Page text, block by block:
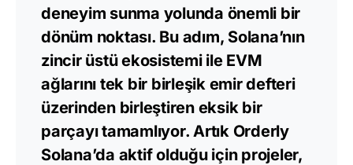
deneyim sunma yolunda önemli bir
dönüm noktası. Bu adım, Solana’nın
zincir üstü ekosistemi ile EVM
ağlarını tek bir birleşik emir defteri
üzerinden birleştiren eksik bir
parçayı tamamlıyor. Artık Orderly
Solana’da aktif olduğu için projeler,